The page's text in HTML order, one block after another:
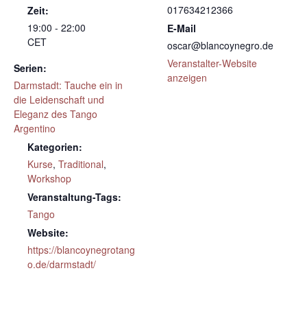
Zeit:
19:00 - 22:00
CET
Serien:
Darmstadt: Tauche ein in
die Leidenschaft und
Eleganz des Tango
Argentino
Kategorien:
Kurse, Traditional,
Workshop
Veranstaltung-Tags:
Tango
Website:
https://blancoynegrotang
o.de/darmstadt/
017634212366
E-Mail
oscar@blancoynegro.de
Veranstalter-Website
anzeigen